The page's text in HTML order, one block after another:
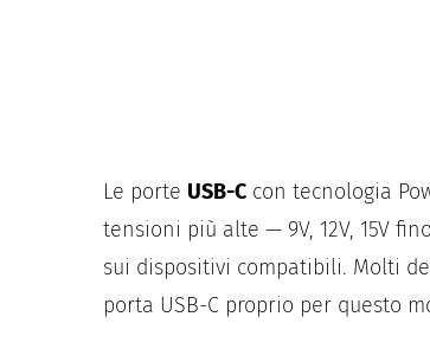
Le porte USB-C con tecnologia
tensioni più alte — 9V, 12V, 15V
sui dispositivi compatibili. Molti
porta USB-C proprio per questo